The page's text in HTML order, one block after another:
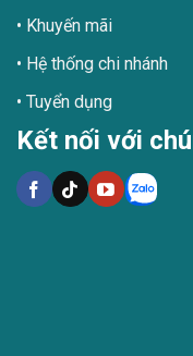
Khuyến mãi
Hệ thống chi nhánh
Tuyển dụng
Kết nối với